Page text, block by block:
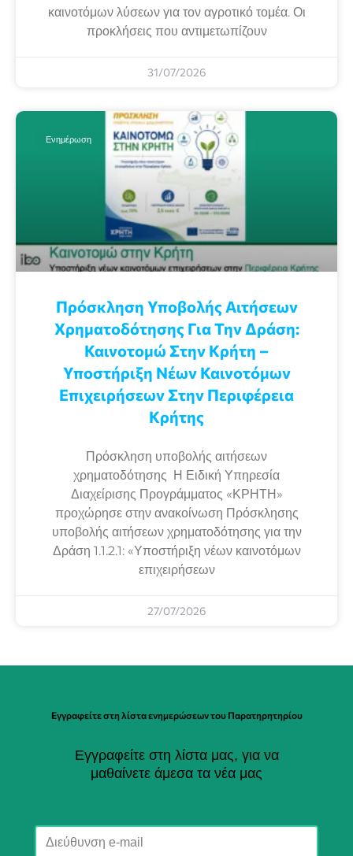
καινοτόμων λύσεων για τον αγροτικό τομέα. Οι
προκλήσεις που αντιμετωπίζουν
31/07/2026
Ενημέρωση
Πρόσκληση Υποβολής Αιτήσεων
Χρηματοδότησης Για Την Δράση:
Καινοτομώ Στην Κρήτη –
Υποστήριξη Νέων Καινοτόμων
Επιχειρήσεων Στην Περιφέρεια
Κρήτης
Πρόσκληση υποβολής αιτήσεων
χρηματοδότησης Η Ειδική Υπηρεσία
Διαχείρισης Προγράμματος «ΚΡΗΤΗ»
προχώρησε στην ανακοίνωση Πρόσκλησης
υποβολής αιτήσεων χρηματοδότησης για την
Δράση 1.1.2.1: «Υποστήριξη νέων καινοτόμων
επιχειρήσεων
27/07/2026
Εγγραφείτε στη λίστα ενημερώσεων του Παρατηρητηρίου
Εγγραφείτε στη λίστα μας, για να
μαθαίνετε άμεσα τα νέα μας